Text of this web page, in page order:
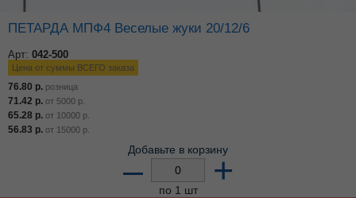
ПЕТАРДА МПФ4 Веселые жуки 20/12/6
Арт: 042-500
Цена от суммы ВСЕГО заказа
76.80 р. розница
71.42 р. от 5000 р.
65.28 р. от 10000 р.
56.83 р. от 15000 р.
Добавьте в корзину
– +
по 1 шт